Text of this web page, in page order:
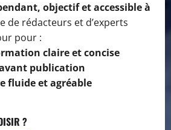
objectif et accessible à
de rédacteurs et d’experts
pour :
claire et concise
publication
fluide et agréable
?